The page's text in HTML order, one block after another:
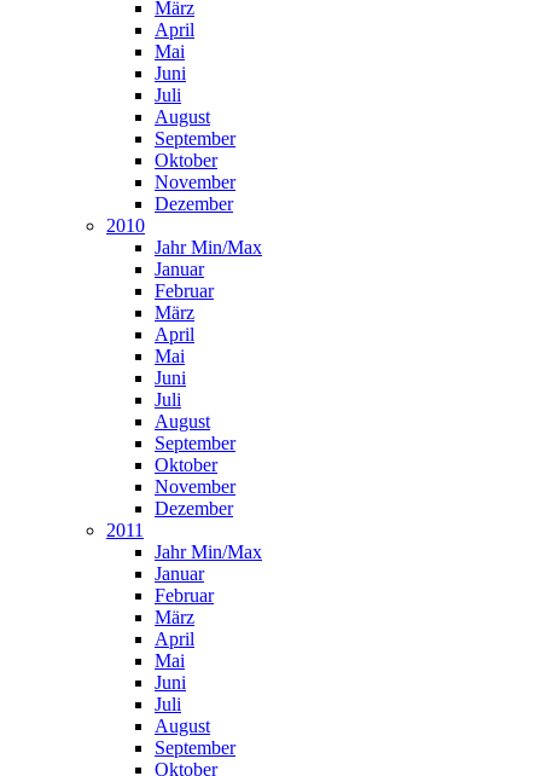
März
April
Mai
Juni
Juli
August
September
Oktober
November
Dezember
2010
Jahr Min/Max
Januar
Februar
März
April
Mai
Juni
Juli
August
September
Oktober
November
Dezember
2011
Jahr Min/Max
Januar
Februar
März
April
Mai
Juni
Juli
August
September
Oktober